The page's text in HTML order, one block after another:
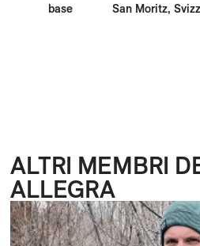
base
San Moritz,
ALTRI MEMBRI
ALLEGRA